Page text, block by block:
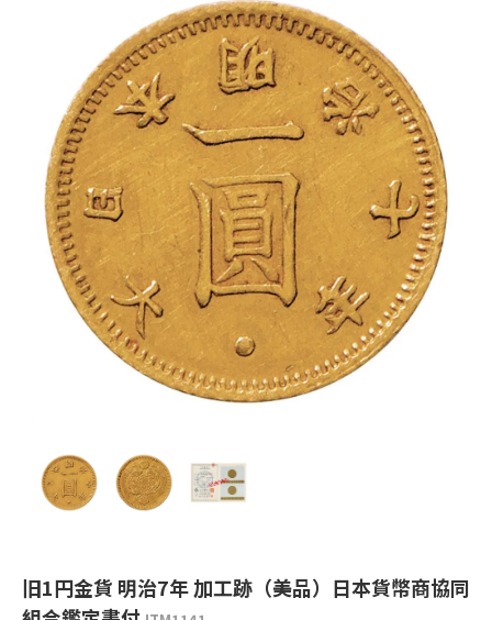
旧1円金貨 明治7年 加工跡（美品）日本貨幣商協同